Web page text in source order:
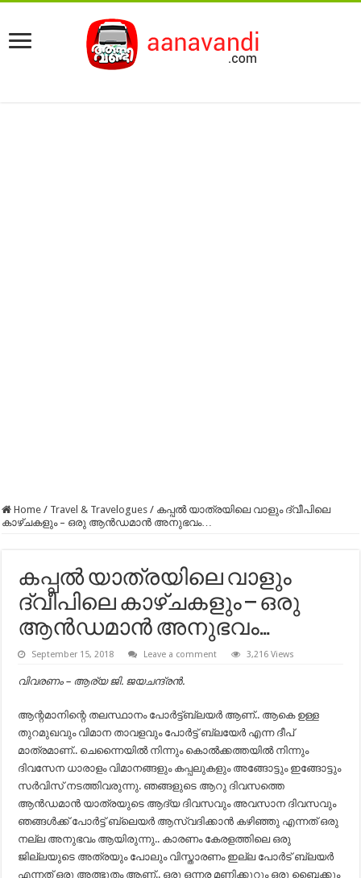
Home / Travel & Travelogues / കപ്പൽ യാത്രയിലെ വാളും ദ്വീപിലെ
കാഴ്ചകളും – ഒരു ആൻഡമാൻ അനുഭവം…
കപ്പൽ യാത്രയിലെ വാളും
ദ്വീപിലെ കാഴ്ചകളും – ഒരു
ആൻഡമാൻ അനുഭവം…
September 15, 2018 Leave a comment 3,216 Views
വിവരണം – ആര്യ ജി. ജയചന്ദ്രൻ.
ആന്റമാനിന്റെ തലസ്ഥാനം പോർട്ട്‌ബ്ലയർ ആണ്.. ആകെ ഉള്ള
തുറമുഖവും വിമാന താവളവും പോർട്ട് ബ്ലയേർ എന്ന ദീപ്‌
മാത്രമാണ്.. ചെന്നൈയിൽ നിന്നും കൊൽക്കത്തയിൽ നിന്നും
ദിവസേന ധാരാളം വിമാനങ്ങളും കപ്പലുകളും അങ്ങോട്ടും ഇങ്ങോട്ടും
സർവിസ് നടത്തിവരുന്നു. ഞങ്ങളുടെ ആറു ദിവസത്തെ
ആൻഡമാൻ യാത്രയുടെ ആദ്യ ദിവസവും അവസാന ദിവസവും
ഞങ്ങൾക്ക് പോർട്ട് ബ്ലെയർ ആസ്വദിക്കാൻ കഴിഞ്ഞു എന്നത് ഒരു
നല്ല അനുഭവം ആയിരുന്നു.. കാരണം കേരളത്തിലെ ഒരു
ജില്ലയുടെ അത്രയും പോലും വിസ്താരണം ഇല്ല പോർട് ബ്ലയർ
എന്നത് ഒരു അത്ഭുതം ആണ്.. ഒരു ഒന്നര മണിക്കൂറും ഒരു ബൈക്കും